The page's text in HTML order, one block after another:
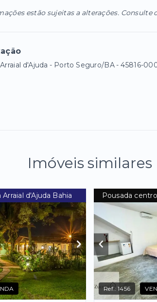
estão sujeitas a alterações. Consulte
d'Ajuda - Porto Seguro/BA- 45816-
Imóveis similares
d'Ajuda Bahia Pousada
Ref.:1456